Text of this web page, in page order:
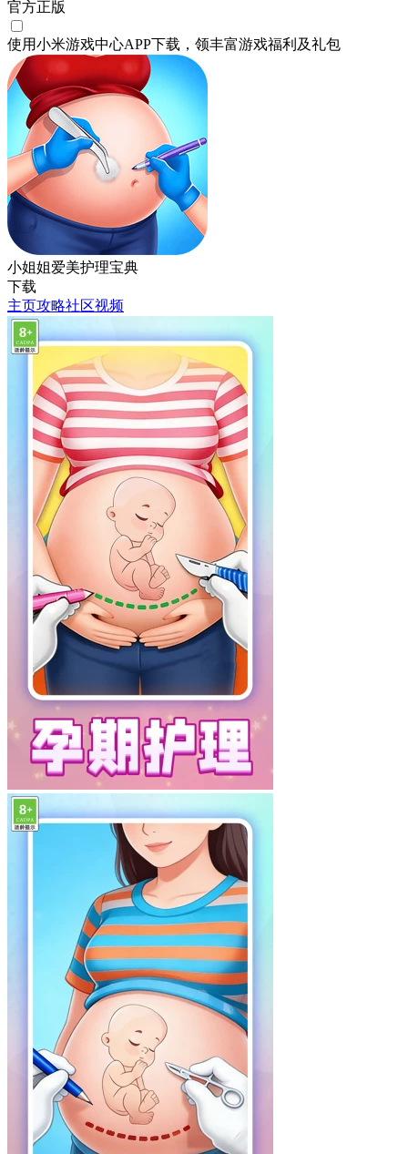
官方正版
使用小米游戏中心APP下载 ，领丰富游戏福利 及礼包
小姐姐爱美护理宝典
下载
主页攻略社区视频